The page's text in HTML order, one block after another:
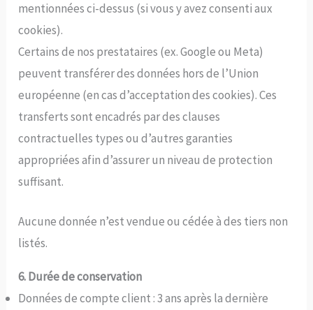
mentionnées ci-dessus (si vous y avez consenti aux
cookies).
Certains de nos prestataires (ex. Google ou Meta)
peuvent transférer des données hors de l’Union
européenne (en cas d’acceptation des cookies). Ces
transferts sont encadrés par des clauses
contractuelles types ou d’autres garanties
appropriées afin d’assurer un niveau de protection
suffisant.
Aucune donnée n’est vendue ou cédée à des tiers non
listés.
6. Durée de conservation
Données de compte client : 3 ans après la dernière